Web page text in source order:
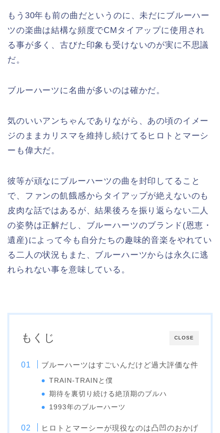
もう30年も前の曲だというのに、未だにブルーハー
ツの楽曲は結構な頻度でCMタイアップに使用され
る事が多く、古びた印象も受けないのが実に不思議
だ。
ブルーハーツに名曲が多いのは確かだ。
気のいいアンちゃんでありながら、あの頃のイメー
ジのままカリスマを維持し続けてるヒロトとマーシ
ーも偉大だ。
彼等が頑なにブルーハーツの曲を封印してること
で、ファンの飢餓感からタイアップが絶えないのも
皮肉な話ではあるが、結果後ろを振り返らない二人
の姿勢は正解だし、ブルーハーツのブランド(恩恵・
遺産)によって今も自分たちの趣味的音楽をやれてい
る二人の状況もまた、ブルーハーツからは永久に逃
れられない事を意味している。
CLOSE
もくじ
ブルーハーツはすごいんだけど過大評価な件
TRAIN-TRAINと僕
期待を裏切り続ける絶頂期のブルハ
1993年のブルーハーツ
ヒロトとマーシーが現役なのは凸凹のおかげ